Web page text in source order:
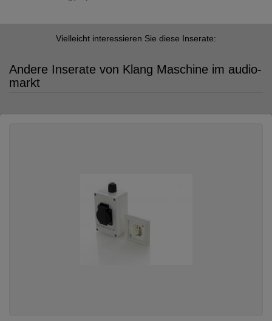
Vielleicht interessieren Sie diese Inserate:
Andere Inserate von Klang Maschine im audio-
markt